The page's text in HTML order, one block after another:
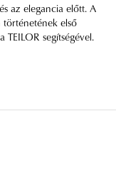
az elegancia előtt. A
első
segítségével.